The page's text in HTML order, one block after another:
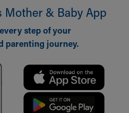
Mother & Baby App
step of your
parenting journey.